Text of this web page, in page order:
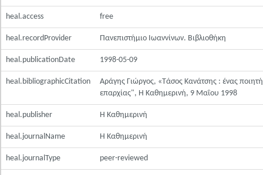
heal.access free
heal.recordProvider Πανεπιστήμιο Ιωαννίνων. Βιβλιοθήκη
heal.publicationDate 1998-05-09
heal.bibliographicCitation
Αράγης Γιώργος, «Τάσος Κανάτσης : ένας
επαρχίας", Η Καθημερινή, 9 Μαΐου 1998
heal.publisher Η Καθημερινή
heal.journalName Η Καθημερινή
heal.journalType peer-reviewed